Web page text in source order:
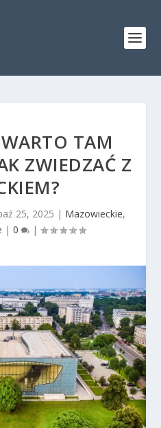
TAM
ZWIEDZAĆ Z
25, 2025 | Mazowieckie,
| 0 |